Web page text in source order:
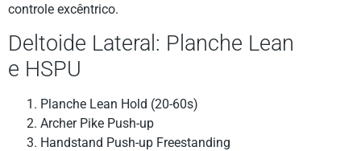
controle excêntrico.
Deltoide Lateral: Planche Lean
e HSPU
Planche Lean Hold (20-60s)
Archer Pike Push-up
Handstand Push-up Freestanding